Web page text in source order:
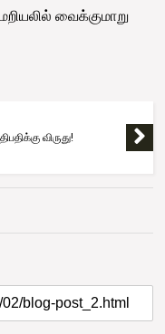
வைக்குமாறு
விருது!